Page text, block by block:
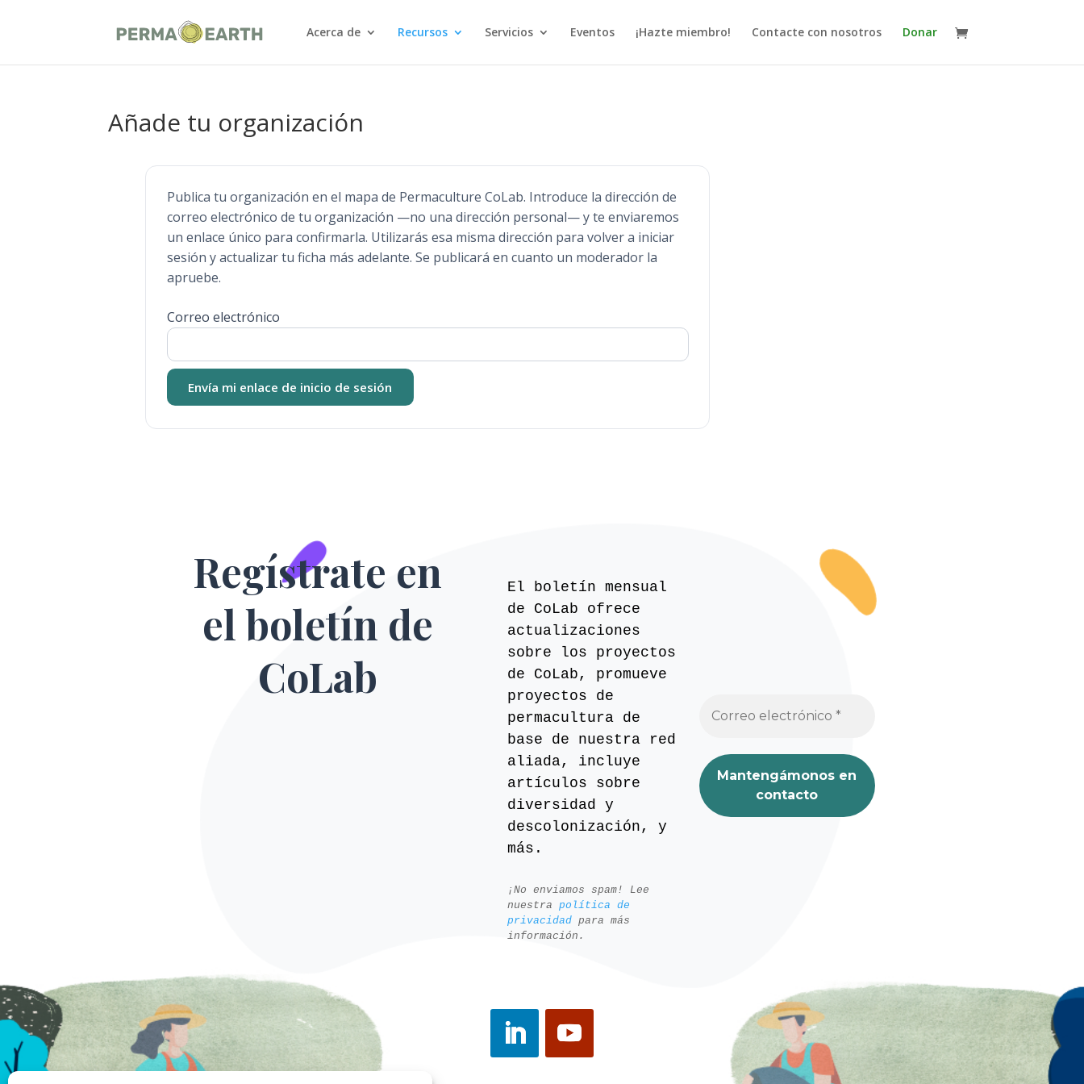
Acerca de Recursos Servicios Eventos ¡Hazte miembro! Contacte con nosotros Donar
Añade tu organización
Publica tu organización en el mapa de Permaculture CoLab. Introduce la dirección de
correo electrónico de tu organización —no una dirección personal— y te enviaremos
un enlace único para confirmarla. Utilizarás esa misma dirección para volver a iniciar
sesión y actualizar tu ficha más adelante. Se publicará en cuanto un moderador la
apruebe.
Correo electrónico
Envía mi enlace de inicio de sesión
Regístrate en
el boletín de
CoLab
El boletín mensual
de CoLab ofrece
actualizaciones
sobre los proyectos
de CoLab, promueve
proyectos de
permacultura de
base de nuestra red
aliada, incluye
artículos sobre
diversidad y
descolonización, y
más.
¡No enviamos spam! Lee
nuestra política de
privacidadpara más
información.